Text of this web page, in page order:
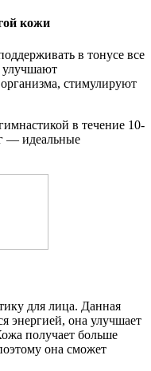
кожи
в тонусе все
улучшают
стимулируют
в течение 10-
— идеальные
для лица. Данная
энергией, она улучшает
получает больше
она сможет